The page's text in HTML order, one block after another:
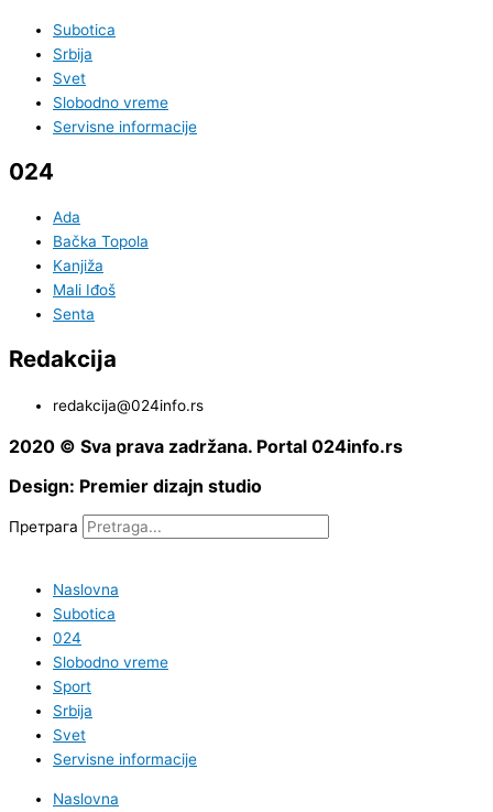
Subotica
Srbija
Svet
Slobodno vreme
Servisne informacije
024
Ada
Bačka Topola
Kanjiža
Mali Iđoš
Senta
Redakcija
redakcija@024info.rs
2020 © Sva prava zadržana. Portal 024info.rs
Design: Premier dizajn studio
Претрага
Naslovna
Subotica
024
Slobodno vreme
Sport
Srbija
Svet
Servisne informacije
Naslovna